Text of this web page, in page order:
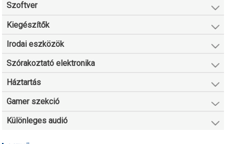
Szoftver
Kiegészítők
Irodai eszközök
Szórakoztató elektronika
Háztartás
Gamer szekció
Különleges audió